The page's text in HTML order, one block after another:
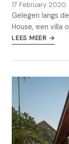
17 February 2020
Gelegen langs
House, een villa
LEES MEER →